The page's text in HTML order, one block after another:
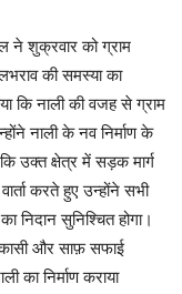
ने शुक्रवार को ग्राम
की समस्या का
कि नाली की वजह से ग्राम
नाली के नव निर्माण के
उक्त क्षेत्र में सड़क मार्ग
करते हुए उन्होंने सभी
निदान सुनिश्चित होगा।
और साफ़ सफाई
का निर्माण कराया